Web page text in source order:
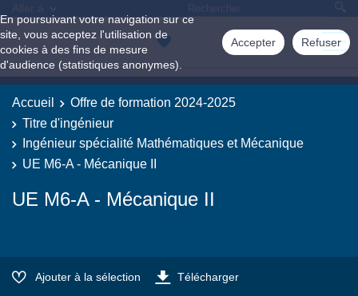
En poursuivant votre navigation sur ce
site, vous acceptez l'utilisation de
cookies à des fins de mesure
d'audience (statistiques anonymes).
Accepter Refuser
Aller à
Accueil
Offre de formation 2024-2025
Titre d'ingénieur
Ingénieur spécialité Mathématiques et Mécanique
UE M6-A - Mécanique II
UE M6-A - Mécanique II
Ajouter à la sélection Télécharger